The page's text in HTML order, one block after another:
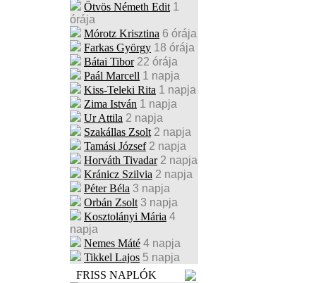
Ötvös Németh Edit 1
órája
Mórotz Krisztina 6 órája
Farkas György 18 órája
Bátai Tibor 22 órája
Paál Marcell 1 napja
Kiss-Teleki Rita 1 napja
Zima István 1 napja
Ur Attila 2 napja
Szakállas Zsolt 2 napja
Tamási József 2 napja
Horváth Tivadar 2 napja
Kránicz Szilvia 2 napja
Péter Béla 3 napja
Orbán Zsolt 3 napja
Kosztolányi Mária 4
napja
Nemes Máté 4 napja
Tikkel Lajos 5 napja
FRISS NAPLÓK